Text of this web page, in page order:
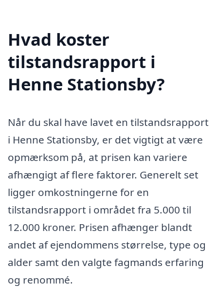
Hvad koster
tilstandsrapport i
Henne Stationsby?
Når du skal have lavet en tilstandsrapport
i Henne Stationsby, er det vigtigt at være
opmærksom på, at prisen kan variere
afhængigt af flere faktorer. Generelt set
ligger omkostningerne for en
tilstandsrapport i området fra 5.000 til
12.000 kroner. Prisen afhænger blandt
andet af ejendommens størrelse, type og
alder samt den valgte fagmands erfaring
og renommé.